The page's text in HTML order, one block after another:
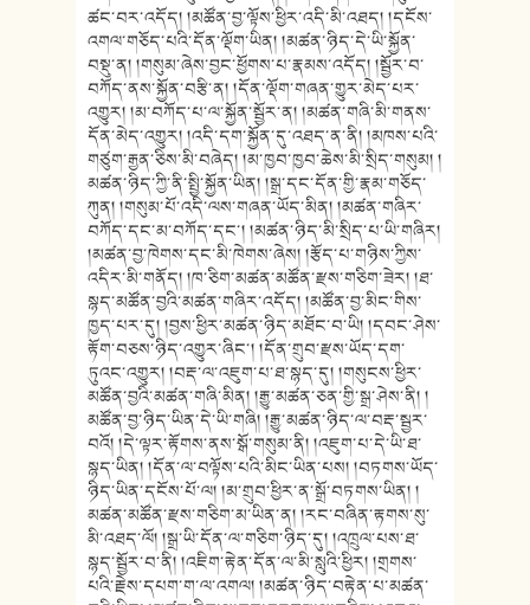
ཚང་བར་འདོད། །མཚོན་བྱ་ལྟོས་ཕྱིར་འདི་མི་འཐད། །དངོས་
འགལ་གཅོད་པའི་དོན་ལྡོག་ཡིན། །མཚན་ཉིད་དེ་ཡི་སྐྱོན་
བསྡུ་ན། །གསུམ་ཞེས་བྱང་ཕྱོགས་པ་རྣམས་འདོད། །སྦྱོར་བ་
བཀོད་ནས་སྐྱོན་བརྩི་ན། །དོན་ལྡོག་གཞན་གྱུར་མེད་པར་
འགྱུར། །མ་བཀོད་པ་ལ་སྐྱོན་སྦྱོར་ན། །མཚན་གཞི་མི་གནས་
དོན་མེད་འགྱུར། །འདི་དག་སྐྱོན་དུ་འཐད་ན་ནི། །མཁས་པའི་
གཙུག་རྒྱན་ཅིས་མི་བཞེད། །མ་ཁྱབ་ཁྱབ་ཆེས་མི་སྲིད་གསུམ། །
མཚན་ཉིད་ཀྱི་ནི་སྤྱི་སྐྱོན་ཡིན། །སྒྲ་དང་དོན་གྱི་རྣམ་གཅོད་
ཀུན། །གསུམ་པོ་འདི་ལས་གཞན་ཡོད་མིན། །མཚན་གཞིར་
བཀོད་དང་མ་བཀོད་དང་། །མཚན་ཉིད་མི་སྲིད་པ་ཡི་གཞིར།
།མཚན་བྱ་ཁེགས་དང་མི་ཁེགས་ཞེས། །རྩོད་པ་གཉིས་ཀྱིས་
འདིར་མི་གནོད། །ཁ་ཅིག་མཚན་མཚོན་རྫས་གཅིག་ཟེར། །ཐ་
སྙད་མཚོན་བྱའི་མཚན་གཞིར་འདོད། །མཚོན་བྱ་མིང་གིས་
ཁྱད་པར་དུ། །བྱས་ཕྱིར་མཚན་ཉིད་མཐོང་བ་ཡི། །དབང་ཤེས་
རྟོག་བཅས་ཉིད་འགྱུར་ཞིང་། །དོན་གྲུབ་རྫས་ཡོད་དག་
ཏུའང་འགྱུར། །བརྡ་ལ་འཇུག་པ་ཐ་སྙད་དུ། །གསུངས་ཕྱིར་
མཚོན་བྱའི་མཚན་གཞི་མིན། །རྒྱུ་མཚན་ཅན་གྱི་སྒྲ་ཤེས་ནི། །
མཚོན་བྱ་ཉིད་ཡིན་དེ་ཡི་གཞི། །རྒྱུ་མཚན་ཉིད་ལ་བརྡ་སྦྱར་
བའོ། །དེ་ལྟར་རྟོགས་ནས་སྒོ་གསུམ་ནི། །འཇུག་པ་དེ་ཡི་ཐ་
སྙད་ཡིན། །དོན་ལ་བལྟོས་པའི་མིང་ཡིན་པས། །བཏགས་ཡོད་
ཉིད་ཡིན་དངོས་པོ་ལ། །མ་གྲུབ་ཕྱིར་ན་སྒྲོ་བཏགས་ཡིན། །
མཚན་མཚོན་རྫས་གཅིག་མ་ཡིན་ན། །རང་བཞིན་རྟགས་སུ་
མི་འཐད་ལོ། །སྒྲ་ཡི་དོན་ལ་གཅིག་ཉིད་དུ། །འཁྲུལ་པས་ཐ་
སྙད་སྦྱོར་བ་ནི། །འཇིག་རྟེན་དོན་ལ་མི་སླུའི་ཕྱིར། །གྲགས་
པའི་རྗེས་དཔག་ག་ལ་འགལ། །མཚན་ཉིད་བརྟེན་པ་མཚན་